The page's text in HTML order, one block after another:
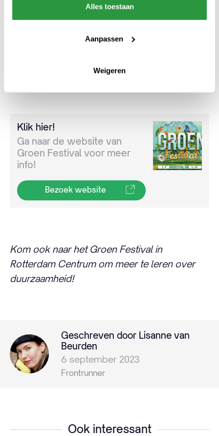
Alles toestaan
Aanpassen
Weigeren
rolstoelparcours aanwezig, waar
zien. Voor mensen zonder rolstoel geeft het
welke hindernissen rolstoelgebruikers
Klik hier!
Ga naar de website van
Groen Festival voor meer
info!
Bezoek website
Kom ook naar het Groen Festival in
Rotterdam Centrum om meer te leren over
duurzaamheid!
Geschreven door Lisanne van
Beurden
6 september 2023
Frontrunner
Ook interessant